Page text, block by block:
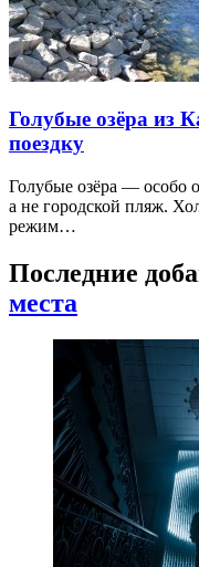
Голубые озёра из
поездку
Голубые озёра — особо
а не городской пляж.
режим…
Последние
места